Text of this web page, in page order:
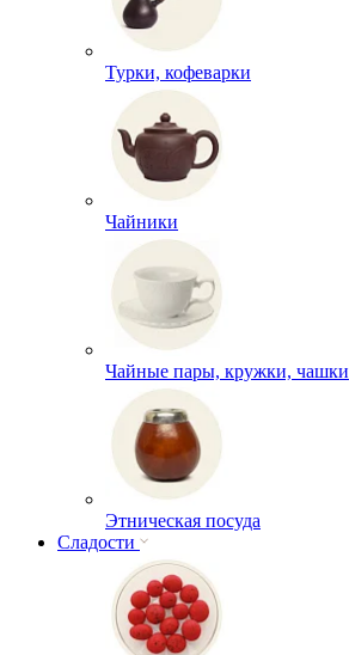
Турки, кофеварки
Чайники
Чайные пары, кружки, чашки
Этническая посуда
Сладости